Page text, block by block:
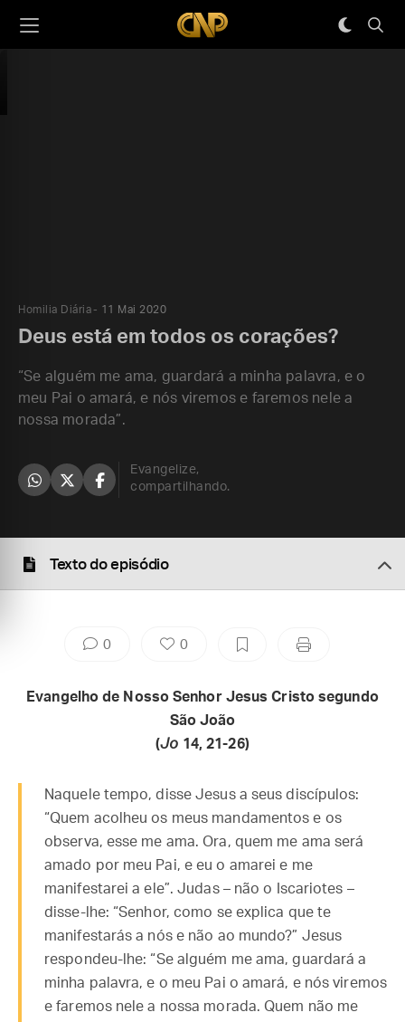
Homilia Diária 11 Mai 2020
Deus está em todos os corações?
“Se alguém me ama, guardará a minha palavra, e o
meu Pai o amará, e nós viremos e faremos nele a
nossa morada”.
Evangelize,
compartilhando.
Texto do episódio
0 0
Evangelho de Nosso Senhor Jesus Cristo segundo
São João
(Jo 14, 21-26)
Naquele tempo, disse Jesus a seus discípulos:
“Quem acolheu os meus mandamentos e os
observa, esse me ama. Ora, quem me ama será
amado por meu Pai, e eu o amarei e me
manifestarei a ele”. Judas – não o Iscariotes –
disse-lhe: “Senhor, como se explica que te
manifestarás a nós e não ao mundo?” Jesus
respondeu-lhe: “Se alguém me ama, guardará a
minha palavra, e o meu Pai o amará, e nós viremos
e faremos nele a nossa morada. Quem não me